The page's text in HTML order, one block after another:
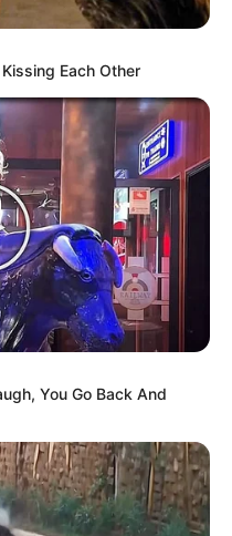
Each Other
You Go Back And